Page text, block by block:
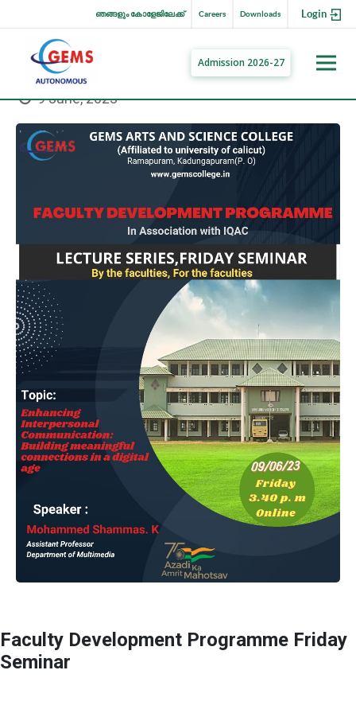
Login
Downloads
Careers
ഞങ്ങളും കോളേജിലേക്ക്
Admission 2026-27
Faculty Development Programme Friday
Seminar
9 June, 2023